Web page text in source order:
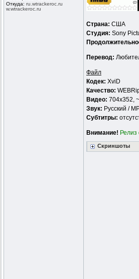
Откуда: ru.wtrackeroc.ru
w.wtrackeroc .ru
Страна: США
Студия: Sony
Перевод:
Файл
Кодек: XviD
Качество:
Видео: 704x352,
Звук: Русский /
Субтитры:
Внимание! Релиз
Скриншоты